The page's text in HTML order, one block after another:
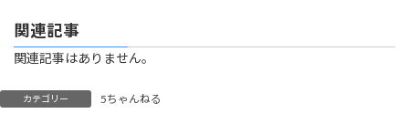
関連記事
関連記事はありません。
カテゴリー 5ちゃんねる